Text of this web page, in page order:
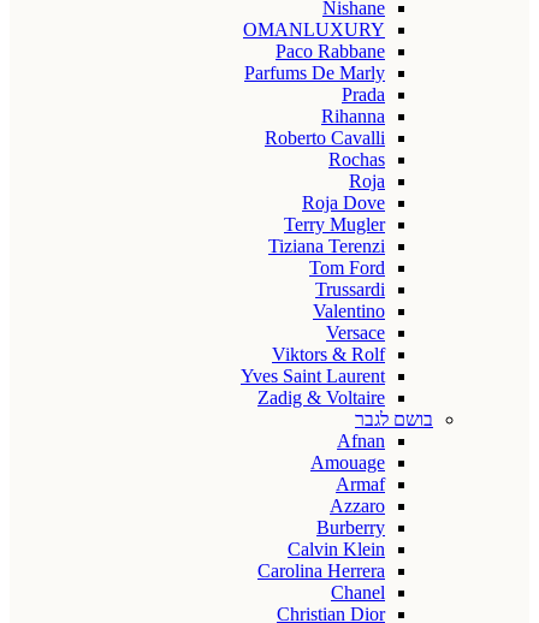
Nishane
OMANLUXURY
Paco Rabbane
Parfums De Marly
Prada
Rihanna
Roberto Cavalli
Rochas
Roja
Roja Dove
Terry Mugler
Tiziana Terenzi
Tom Ford
Trussardi
Valentino
Versace
Viktors & Rolf
Yves Saint Laurent
Zadig & Voltaire
בושם לגבר
Afnan
Amouage
Armaf
Azzaro
Burberry
Calvin Klein
Carolina Herrera
Chanel
Christian Dior